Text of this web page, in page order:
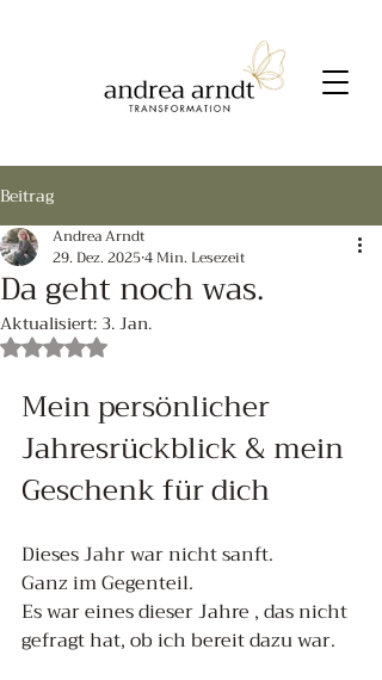
Beitrag
Da geht noch was.
Andrea Arndt
29. Dez. 20254 Min. Lesezeit
Aktualisiert: 3. Jan.
Mit NaN von 5 Sternen bewertet.
Mein persönlicher
Jahresrückblick & mein
Geschenk für dich
Dieses Jahr war nicht sanft.
Ganz im Gegenteil.
Es war eines dieser Jahre , das nicht
gefragt hat, ob ich bereit dazu war.